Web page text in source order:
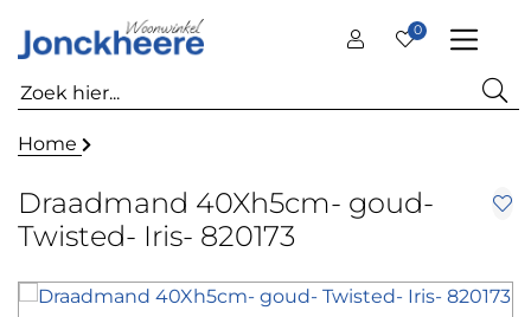
0
Home
Draadmand 40Xh5cm- goud-
Twisted- Iris- 820173